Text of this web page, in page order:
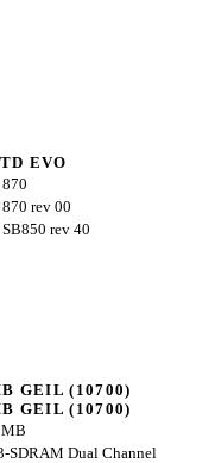
EVO
rev 00
rev 40
GEIL (10700)
GEIL (10700)
SDRAM Dual Channel